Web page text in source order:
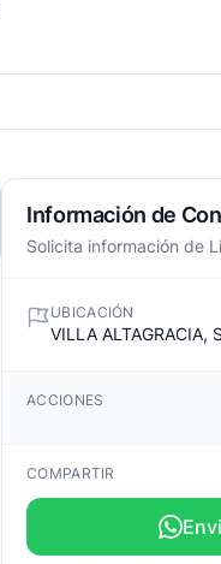
Información de
Solicita información de
UBICACIÓN
VILLA ALTAGRACIA,
ACCIONES
COMPARTIR